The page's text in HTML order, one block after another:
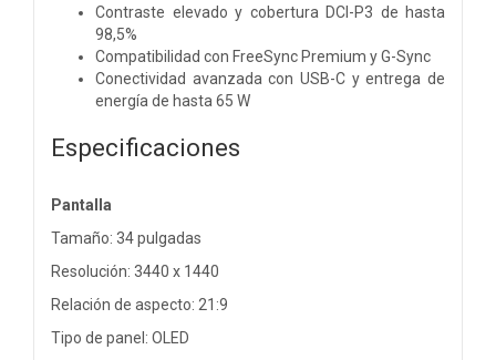
Contraste elevado y cobertura DCI-P3 de hasta
98,5%
Compatibilidad con FreeSync Premium y G-Sync
Conectividad avanzada con USB-C y entrega de
energía de hasta 65 W
Especificaciones
Pantalla
Tamaño: 34 pulgadas
Resolución: 3440 x 1440
Relación de aspecto: 21:9
Tipo de panel: OLED